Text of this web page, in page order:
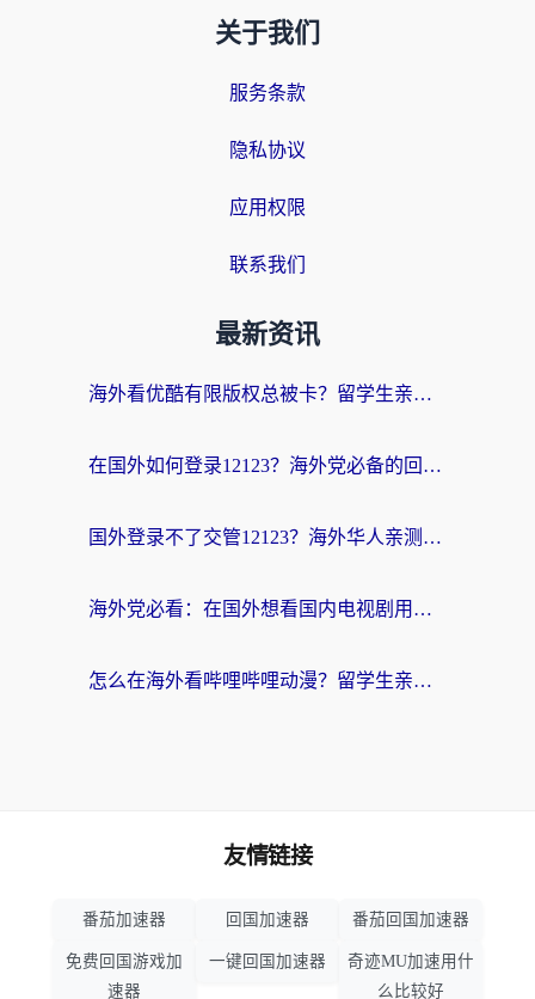
关于我们
服务条款
隐私协议
应用权限
联系我们
最新资讯
海外看优酷有限版权总被卡？留学生亲测有效的回国加速器选择指南
在国外如何登录12123？海外党必备的回国加速实用指南
国外登录不了交管12123？海外华人亲测有效的回国加速器选择指南
海外党必看：在国外想看国内电视剧用什么软件？3步解决地域限制
怎么在海外看哔哩哔哩动漫？留学生亲测有效的回国加速方案
友情链接
番茄加速器 回国加速器 番茄回国加速器
免费回国游戏加
速器
一键回国加速器
奇迹MU加速用什
么比较好